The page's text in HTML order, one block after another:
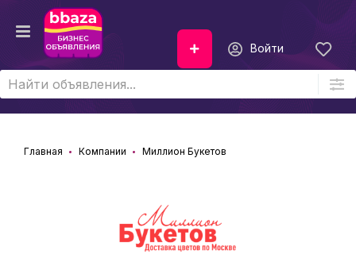
Войти
Главная Компании Миллион Букетов